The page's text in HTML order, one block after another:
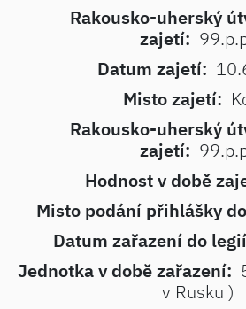
Rakousko-uherský
zajetí:
Datum zajetí:
Misto zajetí:
Rakousko-uherský
zajetí:
Hodnost v době
Misto podání přihlášky
Datum zařazení do
Jednotka v době zařazení:
v Rusku )